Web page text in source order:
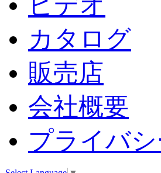
カタログ
販売店
会社概要
プライバ